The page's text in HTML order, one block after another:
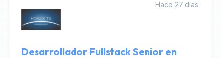
Hace 27 días.
Desarrollador Fullstack Senior en